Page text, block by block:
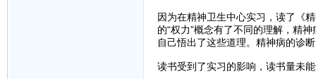
因为在精神卫生中心实习，读了《
的“权力”概念有了不同的理解，精
自己悟出了这些道理。精神病的诊
读书受到了实习的影响，读书量未